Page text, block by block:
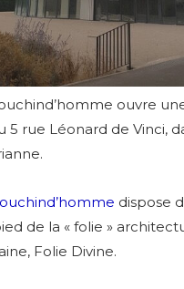
ouvre
5 rue Léonard de Vinci,
dispose
de la « folie »
Folie Divine.